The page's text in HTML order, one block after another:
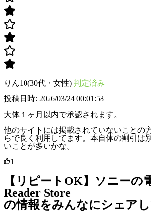
りん10(30代・女性) 判定済み
投稿日時: 2026/03/24 00:01:58
大体１ヶ月以内で承認されます。
他のサイトには掲載されていないことの
らで良く利用してます。本自体の割引は
いことが多いかな。
1
【リピートOK】ソニーの
Reader Store
の情報をみんなにシェアし